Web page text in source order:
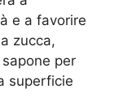
e a favorire
zucca,
per
superficie